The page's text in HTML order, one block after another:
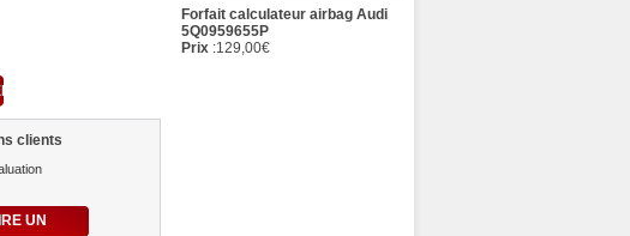
clients
UN
Forfait calculateur airbag Audi
5Q0959655P
Prix :129,00€